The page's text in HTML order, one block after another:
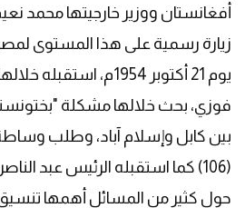
أفغانستان ووزير خارجيتها محمد
زيارة رسمية على هذا المستوى
يوم 21 أكتوبر 1954م،
فوزي، بحث خلالها مشكلة
بين كابل وإسلام آباد، وطلب
(106) كما استقبله الرئيس عبد
حول كثير من المسائل أهمها